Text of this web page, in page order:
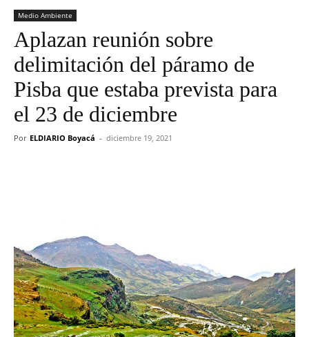
Medio Ambiente
Aplazan reunión sobre
delimitación del páramo de
Pisba que estaba prevista para
el 23 de diciembre
Por ELDIARIO Boyacá - diciembre 19, 2021